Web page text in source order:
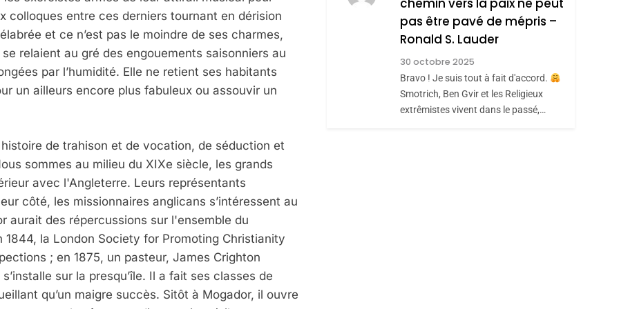
colloques entre ces derniers tournant en dérision
et ce n’est pas le moindre de ses charmes,
relaient au gré des engouements saisonniers au
par l’humidité. Elle ne retient ses habitants
un ailleurs encore plus fabuleux ou assouvir un
de trahison et de vocation, de séduction et
sommes au milieu du XIXe siècle, les grands
avec l'Angleterre. Leurs représentants
côté, les missionnaires anglicans s’intéressent au
aurait des répercussions sur l'ensemble du
la London Society for Promoting Christianity
; en 1875, un pasteur, James Crighton
sur la presqu’île. Il a fait ses classes de
qu’un maigre succès. Sitôt à Mogador, il ouvre
REVENDIQUE MA
JUDAÏTE Par Thérèse
Zrihen-Dvir
CE QUI NOUS
MANQUE – Jacques
Hadida
JUDAISME
Maroc : Les Amandes
chemin vers la paix ne peut
pas être pavé de mépris –
Ronald S. Lauder
30 octobre 2025
Bravo ! Je suis tout à fait d'accord.
Smotrich, Ben Gvir et les Religieux
extrêmistes vivent dans le passé,…